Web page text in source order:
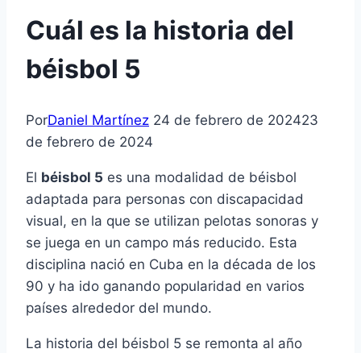
Cuál es la historia del
béisbol 5
PorDaniel Martínez 24 de febrero de 202423
de febrero de 2024
El béisbol 5 es una modalidad de béisbol
adaptada para personas con discapacidad
visual, en la que se utilizan pelotas sonoras y
se juega en un campo más reducido. Esta
disciplina nació en Cuba en la década de los
90 y ha ido ganando popularidad en varios
países alrededor del mundo.
La historia del béisbol 5 se remonta al año